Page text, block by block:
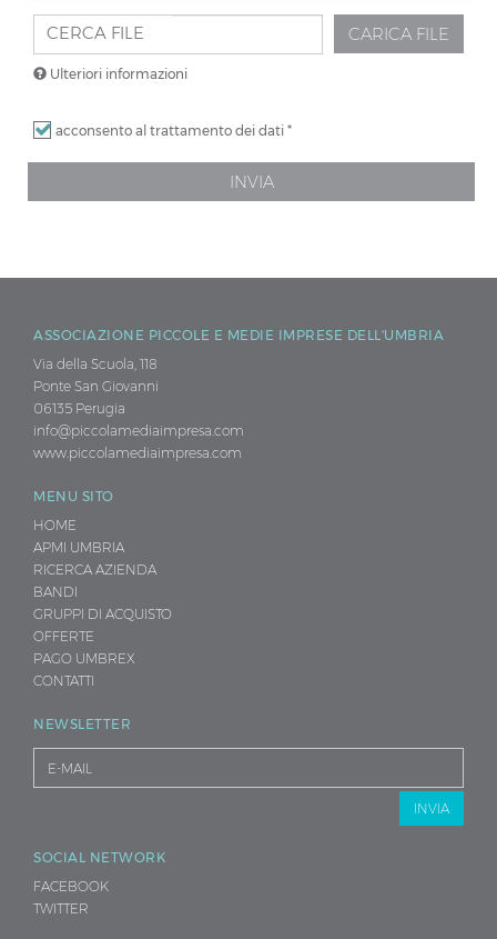
MESSAGGIO
CERCA FILE
CARICA FILE
Ulteriori informazioni
file
devono
50
Tipi
di
permessi:
txt
xls
doc
odt
acconsento al trattamento dei dati *
INVIA
ASSOCIAZIONE PICCOLE E MEDIE IMPRESE DELL'UMBRIA
Via della Scuola, 118
Ponte San Giovanni
06135 Perugia
info@piccolamediaimpresa.com
www.piccolamediaimpresa.com
MENU SITO
HOME
APMI UMBRIA
RICERCA AZIENDA
BANDI
GRUPPI DI ACQUISTO
OFFERTE
PAGO UMBREX
CONTATTI
NEWSLETTER
INVIA
SOCIAL NETWORK
FACEBOOK
TWITTER